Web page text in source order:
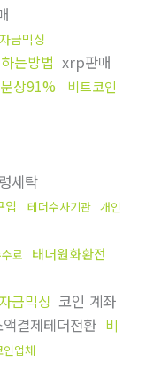
자금믹싱
는방법 xrp판매
문상91%
비트코인
세탁
입 테더수사기관 개인
료 태더원화환전
금믹싱 코인 계좌
액결제테더전환 비
업체